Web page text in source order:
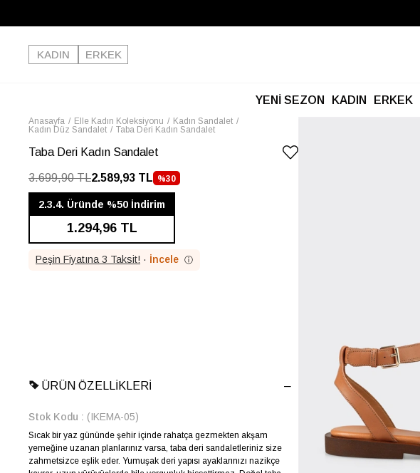
KADIN
ERKEK
YENİ SEZON KADIN ERKEK
Anasayfa Elle Kadın Koleksiyonu
Kadın Sandalet
Kadın Düz Sandalet
Taba Deri Kadın Sandalet
Taba Deri Kadın Sandalet
3.699,90 TL2.589,93 TL %30
İNDIRIM
2.3.4. Üründe %50 İndirim
1.294,96 TL
Peşin Fiyatına 3 Taksit! · İncele ⓘ
ÜRÜN ÖZELLIKLERI
Stok Kodu (IKEMA-05)
Sıcak bir yaz gününde şehir içinde rahatça gezmekten akşam
yemeğine uzanan planlarınız varsa, taba deri sandaletleriniz size
zahmetsizce eşlik eder. Yumuşak deri yapısı ayaklarınızı nazikçe